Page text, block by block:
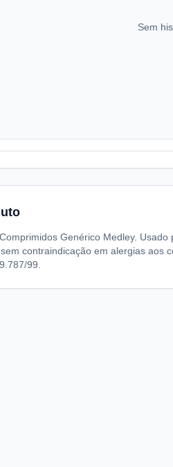
Sem
Genérico Medley.
contraindicação em alergias aos
99.